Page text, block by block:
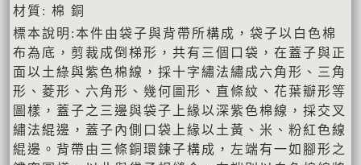
材質: 棉 銅
標本說明:本件由袋子與背帶所構成，袋子以白色棉
布為底，剪裁成倒梯形，共有三個口袋，在蓋子與正
面以土綠與紫色棉線，採十字繡法繡成六角形、三角
形、菱形、六角形、幾何圖形、直條紋、花葉瓣形等
圖樣，蓋子之三邊與袋子上緣以深紫色棉線，採交叉
繡法緄邊，蓋子內側口袋上緣以土黃、米、粉紅色線
緄邊。背帶由三條銅環鍊子構成，左端有一如腳形之